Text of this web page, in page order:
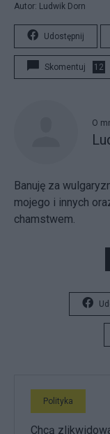
Autor: Ludwik Dorn
Udostępnij
Skomentuj 12
O
Banuję za
mojego i innych
chamstwem.
Polityka
Chcą